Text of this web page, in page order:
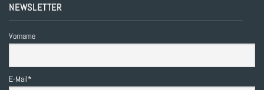
NEWSLETTER
Vorname
E-Mail*